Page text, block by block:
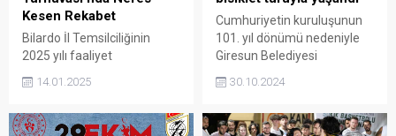
Kesen Rekabet
Bilardo İl Temsilciliğinin
2025 yılı faaliyet
Bant Bilardo Bölge
Bilardo Spor Salonu’nda
14.01.2025
Cumhuriyetin kuruluşunun
101. yıl dönümü nedeniyle
Giresun Belediyesi
etkinlikler tüm hızıyla devam
30.10.2024